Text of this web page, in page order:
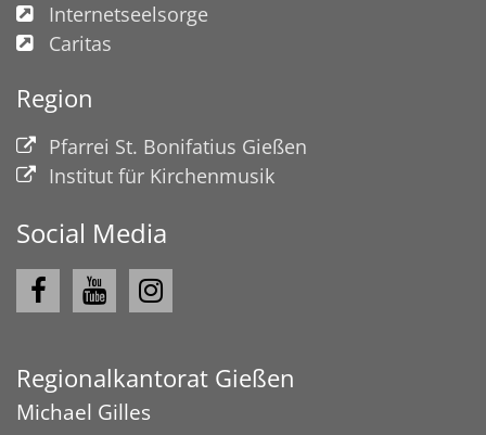
Internetseelsorge
Caritas
Region
Pfarrei St. Bonifatius Gießen
Institut für Kirchenmusik
Social Media
Regionalkantorat Gießen
Michael Gilles